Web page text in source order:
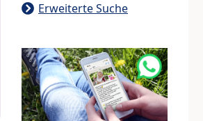
Erweiterte Suche